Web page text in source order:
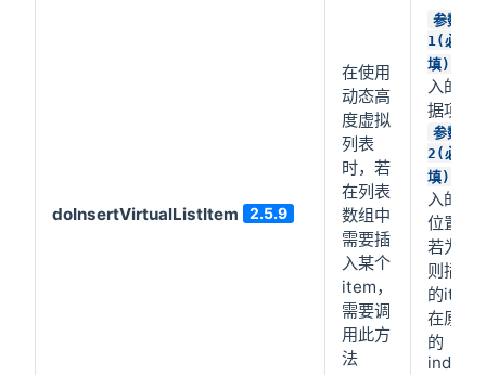
doInsertVirtualListItem 2.5.9
在使用
动态高
度虚拟
列表
时，若
在列表
数组中
需要插
入某个
item，
需要调
用此方
法
参数
1(必
填)
入的数
据项
参数
2(必
填)
入的
位置，
若为2，
则插入
的item
在原list
的